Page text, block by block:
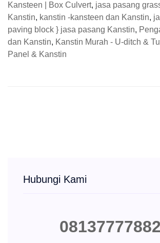
Kansteen | Box Culvert, jasa pasang
Kanstin, kanstin -kansteen dan Kanstin,
paving block } jasa pasang Kanstin,
dan Kanstin, Kanstin Murah - U-ditch &
Panel & Kanstin
Hubungi Kami